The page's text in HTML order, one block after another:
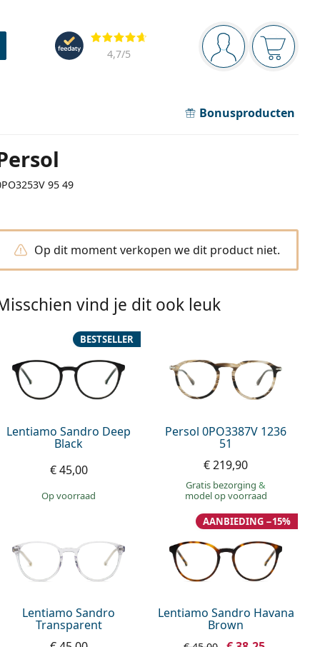
Navigatie
Je bent ingelogd
Jouw
Beoordelingen
4,7/5
Bonusproducten
95 49
Op dit moment verkopen we dit product niet.
vind je dit ook leuk
Lentiamo Sandro Deep
Black
BESTSELLER
€ 45,00
op voorraad
Persol 0PO3387V 1236
51
€ 219,90
Gratis bezorging&
model op voorraad
Lentiamo Sandro
Transparent
Lentiamo Sandro Havana
Brown
AANBIEDING −15%